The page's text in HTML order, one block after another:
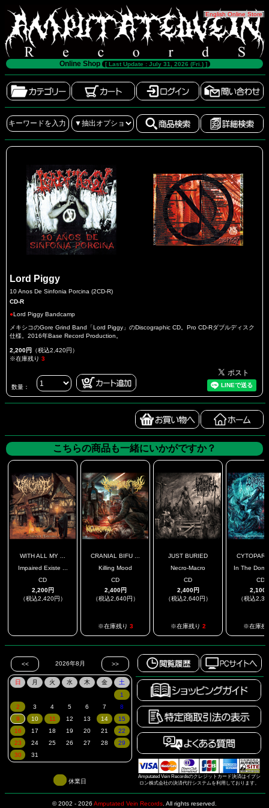
[English Online Store]
Online Shop [ Last Update : July 31, 2026 (Fri.) ]
Lord Piggy
10 Anos De Sinfonia Porcina (2CD-R)
CD-R
●Lord Piggy Bandcamp
メキシコのGore Grind Band「Lord Piggy」のDiscographic CD。Pro CD-Rダブルディスク
仕様。2016年Base Record Production。
2,200円 （税込2,420円）
※在庫残り 3
数量：
こちらの商品も一緒にいかがですか？
WITH ALL MY ...
Impaired Existe ...
CD
2,200円
（税込2,420円）
CRANIAL BIFU ...
Killing Mood
CD
2,400円
（税込2,640円）
※在庫残り 3
JUST BURIED
Necro-Macro
CD
2,400円
（税込2,640円）
※在庫残り 2
In The
CD
2,100
（税込
※在庫残
Amputated Vein Recordsのクレジットカード決済はイプシ
ロン株式会社の決済代行システムを利用しております。
休業日
© 2002 - 2026 Amputated Vein Records All rights reserved.